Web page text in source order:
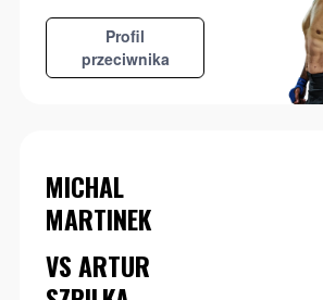
Profil
przeciwnika
MICHAL
MARTINEK
VS ARTUR